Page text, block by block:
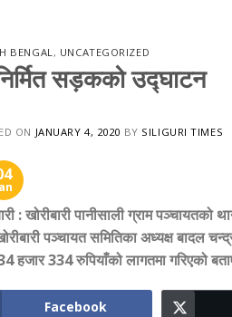
BENGAL, UNCATEGORIZED
सड़कको उद्घाटन
ON JANUARY 4, 2020 BY SILIGURI TIMES
: खोरीबारी पानीसाली ग्राम पञ्चायतको
पञ्चायत समितिका अध्यक्ष बादल
हजार 334 रुपियाँको लागतमा गरिएको
Facebook